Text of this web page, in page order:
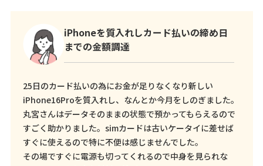
iPhoneを質入れしカード払いの締め日
までの金額調達
25日のカード払いの為にお金が足りなくなり新しい
iPhone16Proを質入れし、なんとか今月をしのぎました。
丸宮さんはデータそのままの状態で預かってもらえるので
すごく助かりました。simカードは古いケータイに差せば
すぐに使えるので特に不便は感じませんでした。
その場ですぐに電源も切ってくれるので中身を見られな